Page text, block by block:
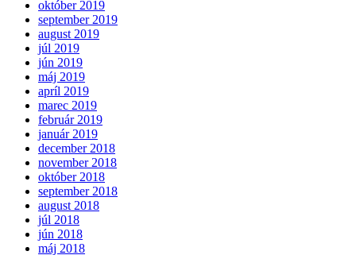
október 2019
september 2019
august 2019
júl 2019
jún 2019
máj 2019
apríl 2019
marec 2019
február 2019
január 2019
december 2018
november 2018
október 2018
september 2018
august 2018
júl 2018
jún 2018
máj 2018